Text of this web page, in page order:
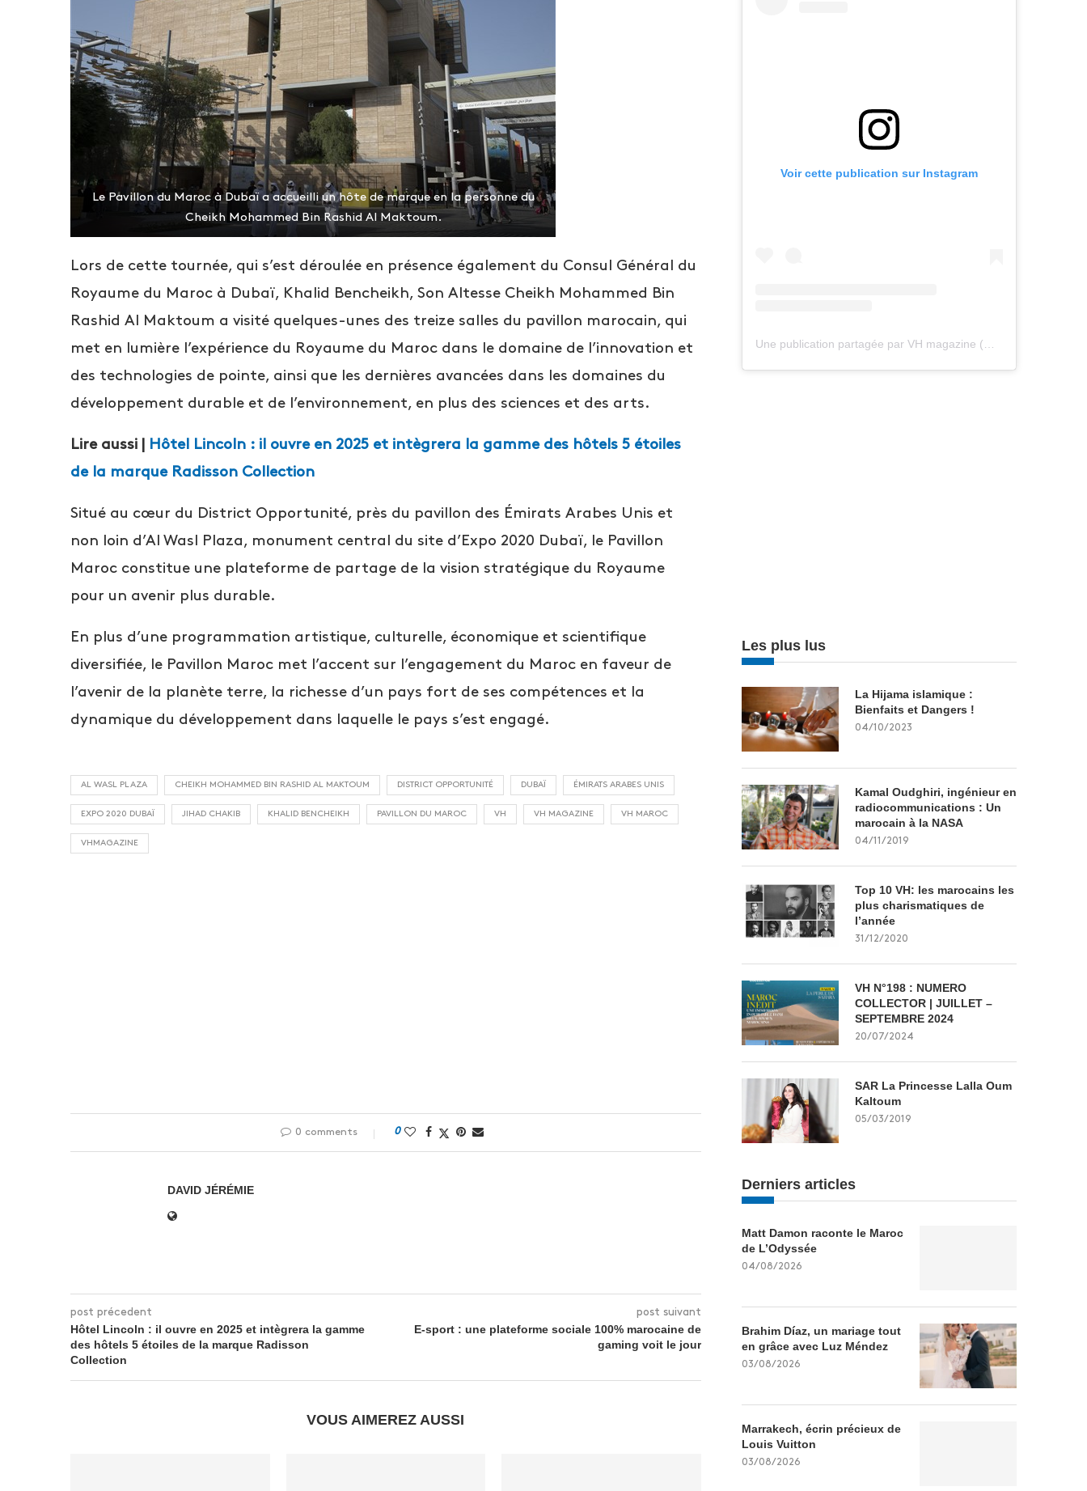
Le Pavillon du Maroc à Dubaï a accueilli un hôte de marque en la personne du
Cheikh Mohammed Bin Rashid Al Maktoum.
Lors de cette tournée, qui s’est déroulée en présence également du Consul Général du
Royaume du Maroc à Dubaï, Khalid Bencheikh, Son Altesse Cheikh Mohammed Bin
Rashid Al Maktoum a visité quelques-unes des treize salles du pavillon marocain, qui
met en lumière l’expérience du Royaume du Maroc dans le domaine de l’innovation et
des technologies de pointe, ainsi que les dernières avancées dans les domaines du
développement durable et de l’environnement, en plus des sciences et des arts.
Lire aussi |
Hôtel Lincoln : il ouvre en 2025 et intègrera la gamme des hôtels 5 étoiles
de la marque Radisson Collection
Situé au cœur du District Opportunité, près du pavillon des Émirats Arabes Unis et
non loin d’Al Wasl Plaza, monument central du site d’Expo 2020 Dubaï, le Pavillon
Maroc constitue une plateforme de partage de la vision stratégique du Royaume
pour un avenir plus durable.
En plus d’une programmation artistique, culturelle, économique et scientifique
diversifiée, le Pavillon Maroc met l’accent sur l’engagement du Maroc en faveur de
l’avenir de la planète terre, la richesse d’un pays fort de ses compétences et la
dynamique du développement dans laquelle le pays s’est engagé.
AL WASL PLAZA CHEIKH MOHAMMED BIN RASHID AL MAKTOUM DISTRICT OPPORTUNITÉ DUBAÏ ÉMIRATS ARABES UNIS
EXPO 2020 DUBAÏ JIHAD CHAKIB KHALID BENCHEIKH PAVILLON DU MAROC VH VH MAGAZINE VH MAROC
VHMAGAZINE
0 comments 0
DAVID JÉRÉMIE
post précedent
Hôtel Lincoln : il ouvre en 2025 et intègrera la gamme
des hôtels 5 étoiles de la marque Radisson
Collection
post suivant
E-sport : une plateforme sociale 100% marocaine de
gaming voit le jour
VOUS AIMEREZ AUSSI
Voir cette publication sur Instagram
Les plus lus
La Hijama islamique :
Bienfaits et Dangers !
04/10/2023
Kamal Oudghiri, ingénieur en
radiocommunications : Un
marocain à la NASA
04/11/2019
Top 10 VH: les marocains les
plus charismatiques de
l’année
31/12/2020
VH N°198 : NUMERO
COLLECTOR | JUILLET –
SEPTEMBRE 2024
20/07/2024
SAR La Princesse Lalla Oum
Kaltoum
05/03/2019
Derniers articles
Matt Damon raconte le Maroc
de L’Odyssée
04/08/2026
Brahim Díaz, un mariage tout
en grâce avec Luz Méndez
03/08/2026
Marrakech, écrin précieux de
Louis Vuitton
03/08/2026